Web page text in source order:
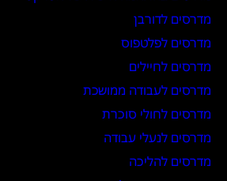
מדרסים לדורבן
מדרסים לפלטפוס
מדרסים לחיילים
מדרסים לעבודה ממושכת
מדרסים לחולי סוכרת
מדרסים לנעלי עבודה
מדרסים להליכה